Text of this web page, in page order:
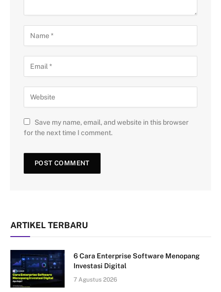
Save my name, email, and website in this browser
for the next time I comment.
ARTIKEL TERBARU
6 Cara Enterprise Software Menopang
Investasi Digital
7 Agustus 2026